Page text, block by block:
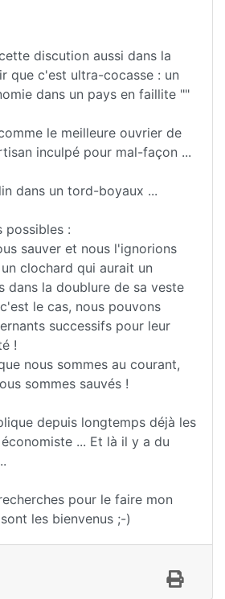
discution aussi dans la
que c'est ultra-cocasse : un
dans un pays en faillite ""
le meilleure ouvrier de
inculpé pour mal-façon ...
dans un tord-boyaux ...
possibles :
sauver et nous l'ignorions
clochard qui aurait un
dans la doublure de sa veste
le cas, nous pouvons
successifs pour leur
!
nous sommes au courant,
sommes sauvés !
depuis longtemps déjà les
... Et là il y a du
pour le faire mon
les bienvenus ;-)